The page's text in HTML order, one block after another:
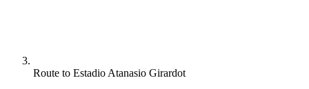
Route to Estadio Atanasio Girardot